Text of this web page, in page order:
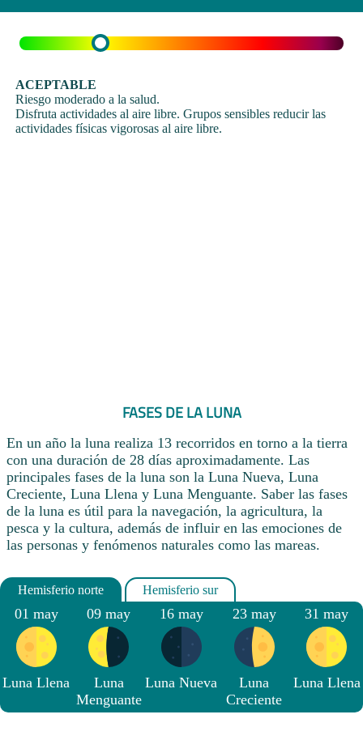
ACEPTABLE
Riesgo moderado a la salud.
Disfruta actividades al aire libre. Grupos sensibles reducir las
actividades físicas vigorosas al aire libre.
FASES DE LA LUNA
En un año la luna realiza 13 recorridos en torno a la tierra
con una duración de 28 días aproximadamente. Las
principales fases de la luna son la Luna Nueva, Luna
Creciente, Luna Llena y Luna Menguante. Saber las fases
de la luna es útil para la navegación, la agricultura, la
pesca y la cultura, además de influir en las emociones de
las personas y fenómenos naturales como las mareas.
01 may
Luna Llena
09 may
Luna
Menguante
16 may
Luna Nueva
23 may
Luna
Creciente
31 may
Luna Llena